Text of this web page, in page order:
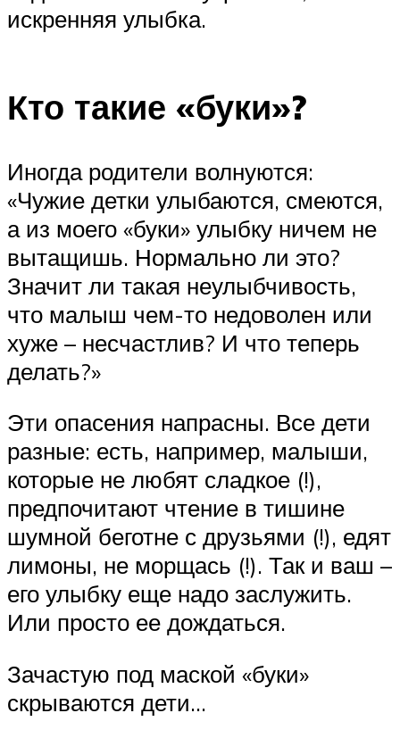
искренняя улыбка.
Кто такие «буки»?
Иногда родители волнуются:
«Чужие детки улыбаются, смеются,
а из моего «буки» улыбку ничем не
вытащишь. Нормально ли это?
Значит ли такая неулыбчивость,
что малыш чем-то недоволен или
хуже – несчастлив? И что теперь
делать?»
Эти опасения напрасны. Все дети
разные: есть, например, малыши,
которые не любят сладкое (!),
предпочитают чтение в тишине
шумной беготне с друзьями (!), едят
лимоны, не морщась (!). Так и ваш –
его улыбку еще надо заслужить.
Или просто ее дождаться.
Зачастую под маской «буки»
скрываются дети…